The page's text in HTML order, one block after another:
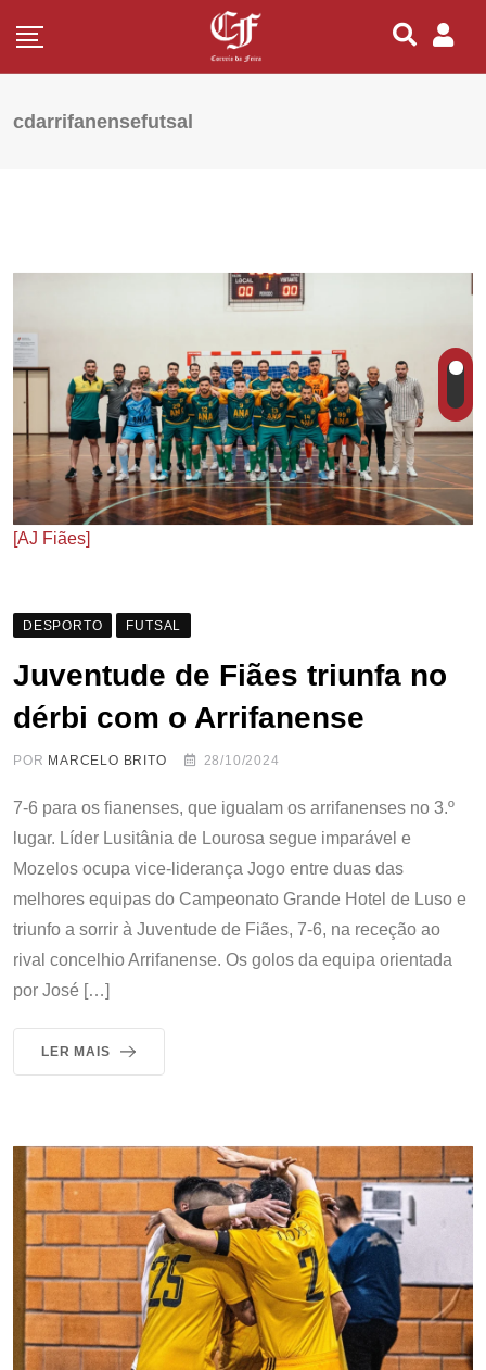
cdarrifanensefutsal
[AJ Fiães]
DESPORTO FUTSAL
Juventude de Fiães triunfa no
dérbi com o Arrifanense
POR MARCELO BRITO 28/10/2024
7-6 para os fianenses, que igualam os arrifanenses no 3.º
lugar. Líder Lusitânia de Lourosa segue imparável e
Mozelos ocupa vice-liderança Jogo entre duas das
melhores equipas do Campeonato Grande Hotel de Luso e
triunfo a sorrir à Juventude de Fiães, 7-6, na receção ao
rival concelhio Arrifanense. Os golos da equipa orientada
por José […]
LER MAIS